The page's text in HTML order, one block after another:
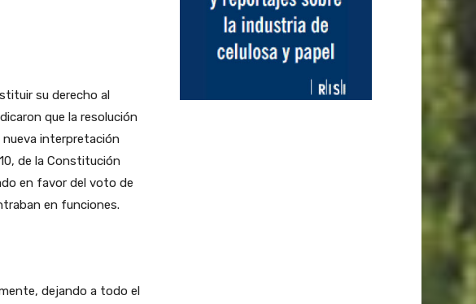
su derecho al
que la resolución
nueva interpretación
de la Constitución
en favor del voto de
en funciones.
dejando a todo el